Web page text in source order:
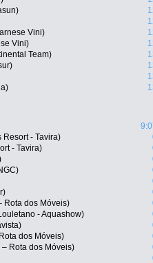
Vini)
Vini)
Team)
- Tavira)
- Tavira)
Rota dos Móveis)
- Aquashow)
dos Móveis)
– Rota dos Móveis)